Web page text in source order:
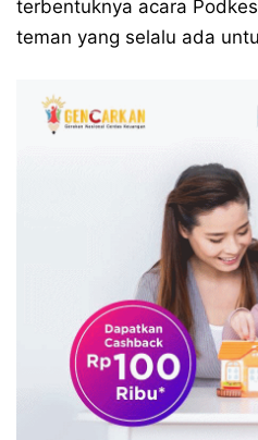
terbentuknya acara
teman yang selalu ada